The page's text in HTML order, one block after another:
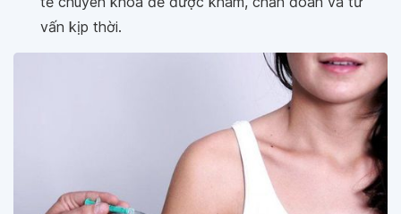
vấn kịp thời.